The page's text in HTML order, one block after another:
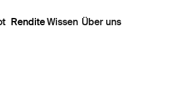
RenditeWissen Über uns